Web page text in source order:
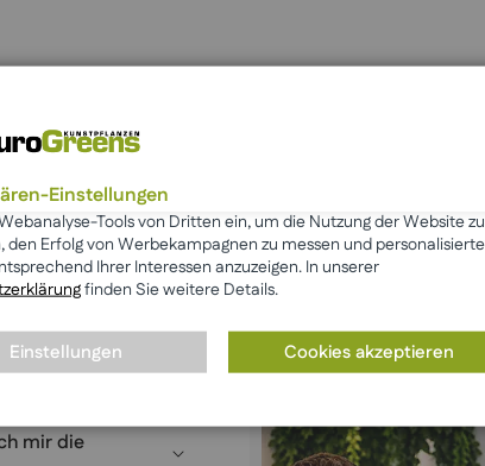
Mehr anzeigen ☆ Bewertung schreiben
EuroGreens
mir die
Einstellungen
Tools von Dritten ein, um die Nutzung der Website zu
den Erfolg von Werbekampagnen zu messen und personalisierte
Ihrer Interessen anzuzeigen. In unserer
finden Sie weitere Details.
Cookies akzeptieren
Einstellungen